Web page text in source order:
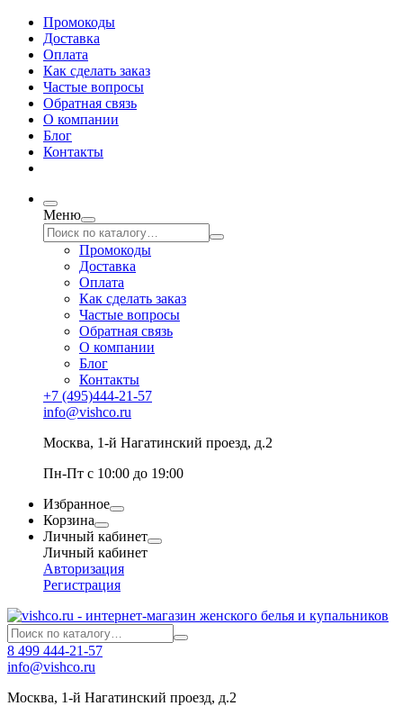
Промокоды
Доставка
Оплата
Как сделать заказ
Частые вопросы
Обратная связь
О компании
Блог
Контакты
Меню
Промокоды
Доставка
Оплата
Как сделать заказ
Частые вопросы
Обратная связь
О компании
Блог
Контакты
+7 (495)444-21-57
info@vishco.ru
Москва, 1-й Нагатинский проезд, д.2
Пн-Пт с 10:00 до 19:00
Избранное
Корзина
Личный кабинет
Личный кабинет
Авторизация
Регистрация
8 499 444-21-57
info@vishco.ru
Москва, 1-й Нагатинский проезд, д.2